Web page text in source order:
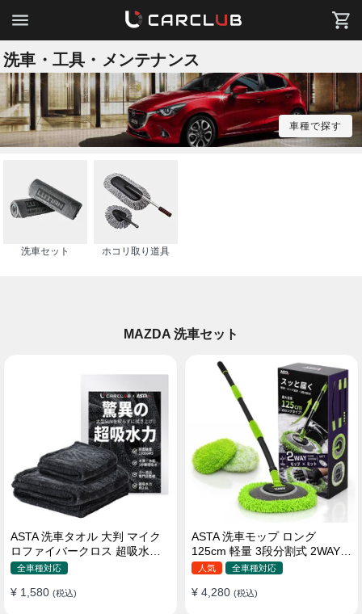
洗車・工具・メンテナンス
車種で探す
洗車セット ホコリ取り道具
MAZDA 洗車セット
ASTA 洗車タオル 大判 マイク
ロファイバークロス 超吸水ツ
イストパイル 洗車クロス 傷防
全車種対応
¥ 1,580 (税込)
ASTA 洗車モップ ロング
125cm 軽量 3段分割式 2WAY
洗車ブラシ スポンジ 高吸水 マ
110°可動ヘッド 15°カーブ設計
人気 全車種対応
¥ 4,280 (税込)